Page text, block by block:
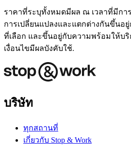
ราคาที่ระบุทั้งหมดมีผล ณ เวลาที่มีกา
การเปลี่ยนแปลงและแตกต่างกันขึ้น
ที่เลือก และขึ้นอยู่กับความพร้อมให้บ
เงื่อนไขมีผลบังคับใช้.
บริษัท
ทุกสถานที่
เกี่ยวกับ Stop & Work